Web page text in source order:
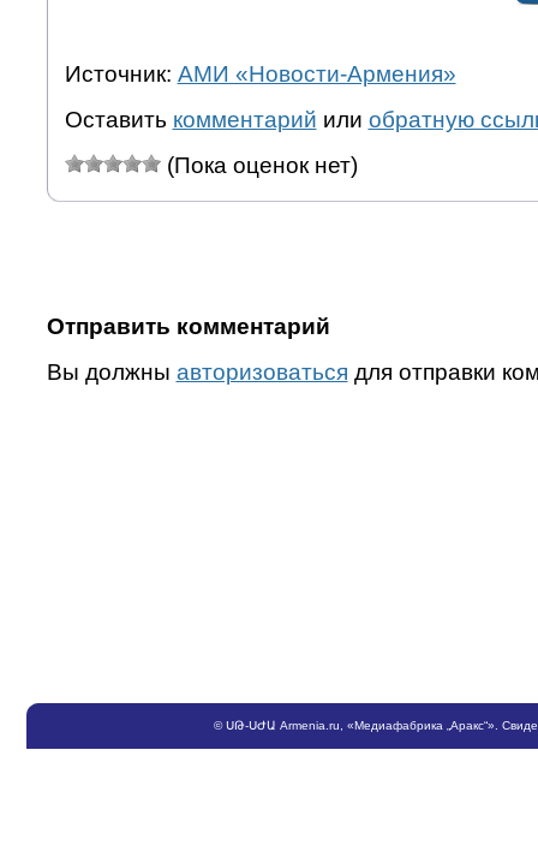
Источник: АМИ «Новости-Армения»
Оставить комментарий или обратную
(Пока оценок нет)
Отправить комментарий
Вы должны авторизоваться для отправки
©ՍԹ-ՍԺԱ Armenia.ru , «Медиафабрика „Аракс“».